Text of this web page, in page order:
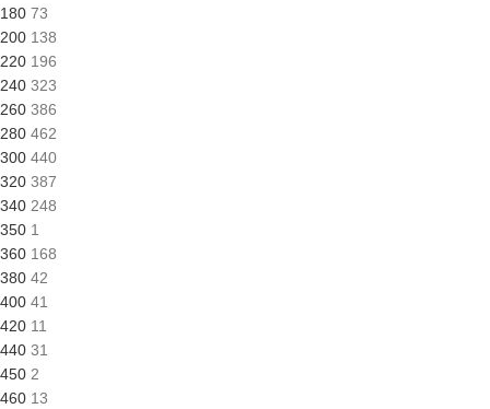
180 73
200 138
220 196
240 323
260 386
280 462
300 440
320 387
340 248
350 1
360 168
380 42
400 41
420 11
440 31
450 2
460 13